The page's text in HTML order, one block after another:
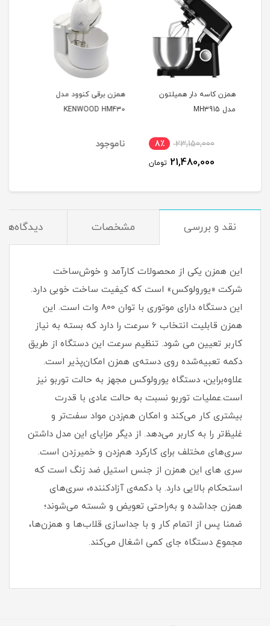
همزن برقی کنوود مدل
KENWOOD HM430
ناموجود
GH3
ناموجود
نقد و بررسی مشخصات دیدگاه‌ها
این همزن یکی از محصولات کارآمد و خوش‌ساخت
شرکت «یورولوکس» است که کیفیت ساخت خوبی دارد.
این دستگاه دارای موتوری با توان 800 وات است. این
همزن قابلیت انتخاب 6 سرعت را دارد که بسته به نیاز
کاربر تعیین می شود. تنظیم سرعت این دستگاه از طریق
دکمه تعبیه‌شده روی دسته‌ی همزن امکان‌پذیر است.
علاوه‌براین، دستگاه یورولوکس مجهز به حالت توربو نیز
است.عملیات توربو نسبت به حالت عادی با قدرت
بیشتری کار می‌کند و امکان هم‌زدن مواد سفت‌تر و
غلیظ‌تر را به کاربر می‌دهد. از دیگر مزایای این مدل داشتن
سری‌های مختلف برای کارکرد هم‌زدن و خمیرزدن است.
سری های این همزن از جنس استیل ضد زنگ است که
استحکام بالایی دارد. با دکمه‌ی آزادکننده، سری‌های
همزن جداشده و به‌راحتی تعویض و شسته می‌شوند؛
ضمنا پس از اتمام کار و با جداسازی قلاب‌ها و همزن‌ها،
مجموع دستگاه جای کمی اشغال می‌کند.